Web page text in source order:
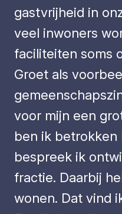
gastvrijheid in
veel inwoners
faciliteiten soms
Groet als
voor mijn een
ben ik betrokken
bespreek ik
fractie. Daarbij
wonen. Dat vind